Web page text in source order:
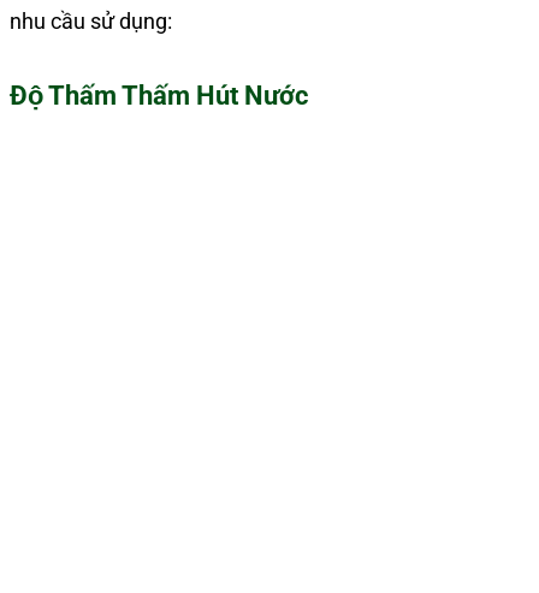
nhu cầu sử dụng:
Độ Thấm Thấm Hút Nước